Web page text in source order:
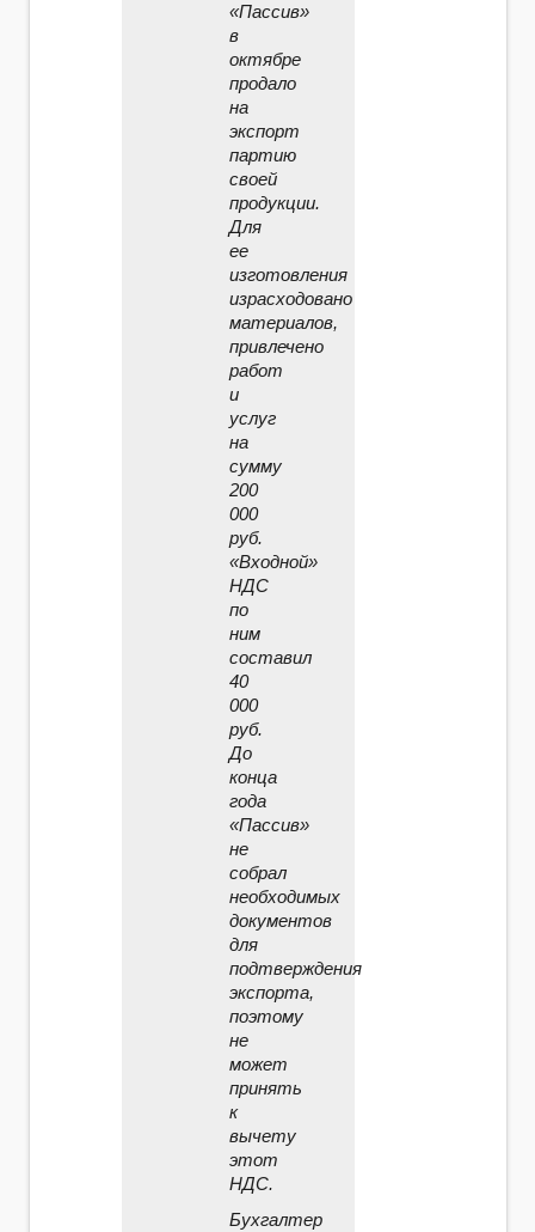
«Пассив»
в
октябре
продало
на
экспорт
партию
своей
продукции.
Для
ее
изготовления
израсходовано
материалов,
привлечено
работ
и
услуг
на
сумму
200
000
руб.
«Входной»
НДС
по
ним
составил
40
000
руб.
До
конца
года
«Пассив»
не
собрал
необходимых
документов
для
подтверждения
экспорта,
поэтому
не
может
принять
к
вычету
этот
НДС.
Бухгалтер